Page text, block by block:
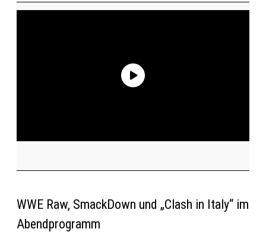
WWE Raw, SmackDown und „Clash in Italy“ im
Abendprogramm